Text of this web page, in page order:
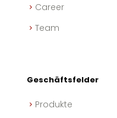
Career
Team
Geschäftsfelder
Produkte